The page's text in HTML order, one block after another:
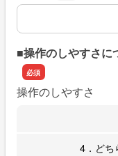
上記のように回答
■操作のしやすさに
操作のしやすさ
4．どち